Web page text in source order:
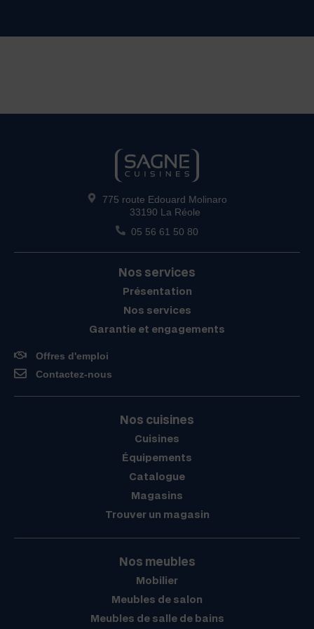
775 route Edouard Molinaro
33190 La Réole
05 56 61 50 80
Nos services
Présentation
Nos services
Garantie et engagements
Offres d'emploi
Contactez-nous
Nos cuisines
Cuisines
Équipements
Catalogue
Magasins
Trouver un magasin
Nos meubles
Mobilier
Meubles de salon
Meubles de salle de bains